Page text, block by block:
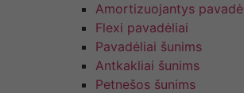
Amortizuojantys
Flexi pavadėliai
Pavadėliai šunims
Antkakliai šunims
Petnešos šunims